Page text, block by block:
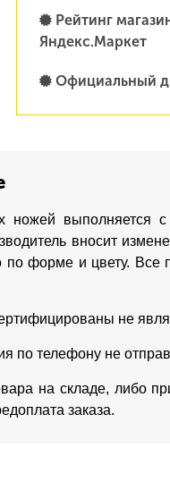
Рейтинг
Яндекс.Маркет
Официальный
ножей выполняется
вносит
по форме и цвету. Все
не
по телефону не
на складе, либо
заказа.